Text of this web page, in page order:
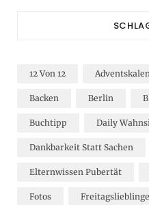
12 Von 12
Backen Berlin
Buchtipp Daily
Dankbarkeit Statt Sachen
Elternwissen Pubertät
Fotos Freitagslieblinge